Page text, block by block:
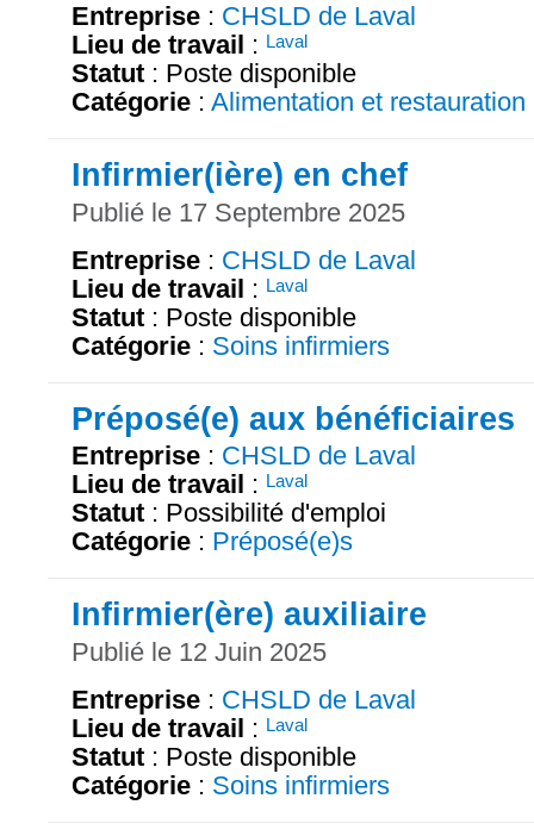
Entreprise : CHSLD de Laval
Lieu de travail : Laval
Statut : Poste disponible
Catégorie : Alimentation et restauration
Infirmier(ière) en chef
Publié le 17 Septembre 2025
Entreprise : CHSLD de Laval
Lieu de travail : Laval
Statut : Poste disponible
Catégorie : Soins infirmiers
Préposé(e) aux bénéficiaires
Entreprise : CHSLD de Laval
Lieu de travail : Laval
Statut : Possibilité d'emploi
Catégorie : Préposé(e)s
Infirmier(ère) auxiliaire
Publié le 12 Juin 2025
Entreprise : CHSLD de Laval
Lieu de travail : Laval
Statut : Poste disponible
Catégorie : Soins infirmiers